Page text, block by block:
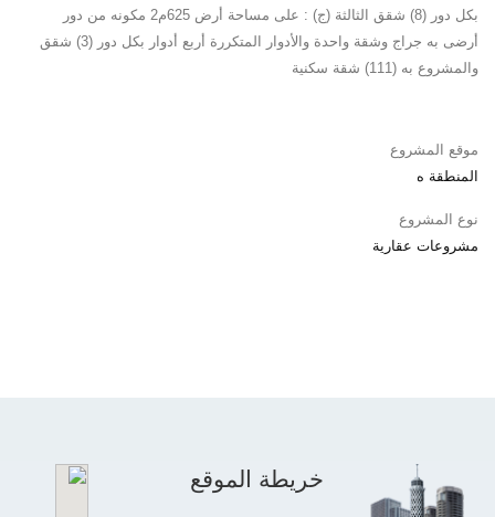
بكل دور (8) شقق الثالثة (ج) : على مساحة أرض 625م2 مكونه من دور
أرضى به جراج وشقة واحدة والأدوار المتكررة أربع أدوار بكل دور (3) شقق
والمشروع به (111) شقة سكنية
موقع المشروع
المنطقة ه
نوع المشروع
مشروعات عقارية
خريطة الموقع